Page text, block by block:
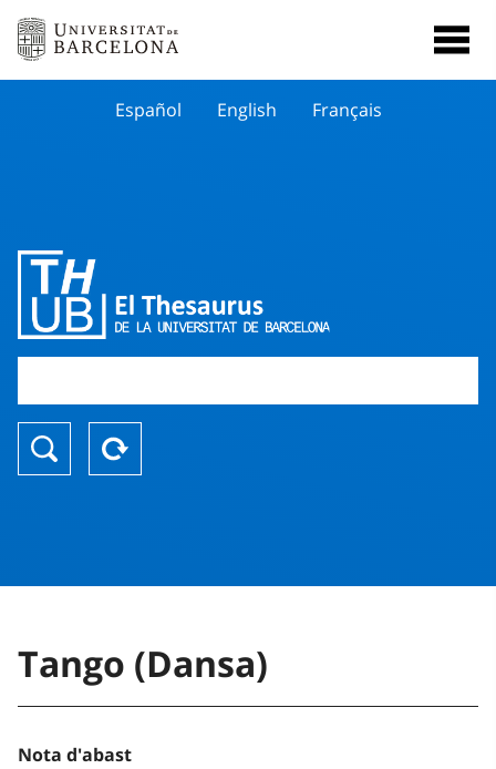
Español English Français
Tango (Dansa)
Nota d'abast